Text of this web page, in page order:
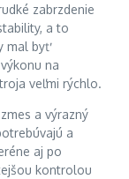
zabrzdenie
a to
mal byť
na
veľmi rýchlo.
a výrazný
a
aj po
kontrolou